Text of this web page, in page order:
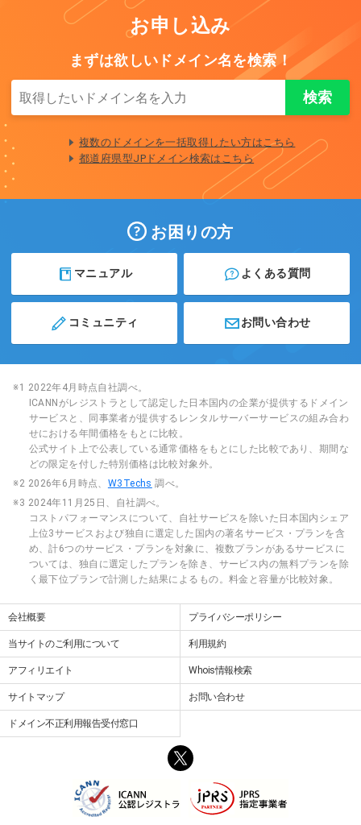
お申し込み
まずは欲しいドメイン名を検索！
複数のドメインを一括取得したい方はこちら
都道府県型JPドメイン検索はこちら
お困りの方
マニュアル よくある質問
コミュニティ お問い合わせ
※1 2022年4月時点自社調べ。
ICANNがレジストラとして認定した日本国内の企業が提供するドメイン
サービスと、同事業者が提供するレンタルサーバーサービスの組み合わ
せにおける年間価格をもとに比較。
公式サイト上で公表している通常価格をもとにした比較であり、期間な
どの限定を付した特別価格は比較対象外。
※2 2026年6月時点、 W3Techs 調べ。
※3 2024年11月25日、自社調べ。
コストパフォーマンスについて、自社サービスを除いた日本国内シェア
上位3サービスおよび独自に選定した国内の著名サービス・プランを含
め、計6つのサービス・プランを対象に、複数プランがあるサービスに
ついては、独自に選定したプランを除き、サービス内の無料プランを除
く最下位プランで計測した結果によるもの。料金と容量が比較対象。
会社概要 プライバシーポリシー
当サイトのご利用について 利用規約
アフィリエイト Whois情報検索
サイトマップ お問い合わせ
ドメイン不正利用報告受付窓口